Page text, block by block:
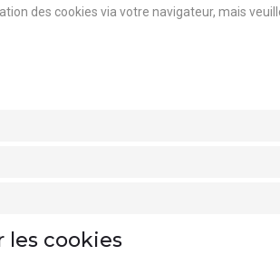
des cookies via votre navigateur, mais
les cookies